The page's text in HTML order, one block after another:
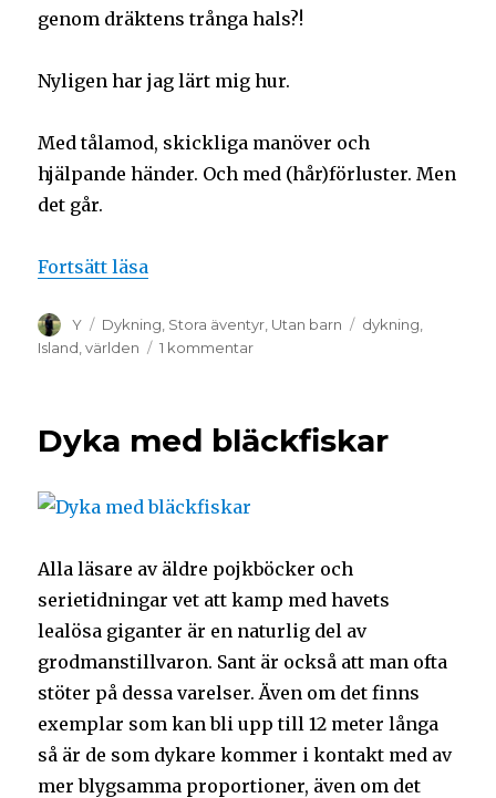
genom dräktens trånga hals?!
Nyligen har jag lärt mig hur.
Med tålamod, skickliga manöver och
hjälpande händer. Och med (hår)förluster. Men
det går.
Fortsätt läsa
Y Dykning Stora äventyr Utan barn dykning
Island ,världen 1 kommentar
Dyka med bläckfiskar
Alla läsare av äldre pojkböcker och
serietidningar vet att kamp med havets
lealösa giganter är en naturlig del av
grodmanstillvaron. Sant är också att man ofta
stöter på dessa varelser. Även om det finns
exemplar som kan bli upp till 12 meter långa
så är de som dykare kommer i kontakt med av
mer blygsamma proportioner, även om det